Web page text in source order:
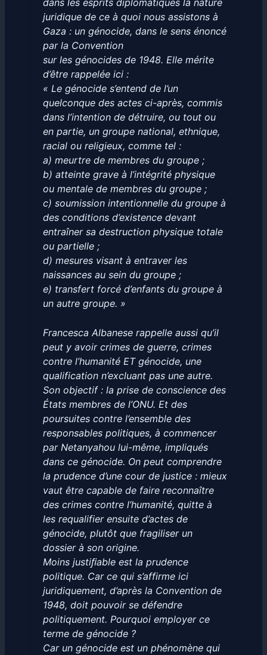
juridique de ce à quoi nous assistons à
Gaza : un génocide, dans le sens énoncé
par la Convention
sur les génocides de 1948. Elle mérite
d’être rappelée ici :
« Le génocide s’entend de l’un
quelconque des actes ci-après, commis
dans l’intention de détruire, ou tout ou
en partie, un groupe national, ethnique,
racial ou religieux, comme tel :
a) meurtre de membres du groupe ;
b) atteinte grave à l’intégrité physique
ou mentale de membres du groupe ;
c) soumission intentionnelle du groupe à
des conditions d’existence devant
entraîner sa destruction physique totale
ou partielle ;
d) mesures visant à entraver les
naissances au sein du groupe ;
e) transfert forcé d’enfants du groupe à
un autre groupe. »
Francesca Albanese rappelle aussi qu’il
peut y avoir crimes de guerre, crimes
contre l’humanité ET génocide, une
qualification n’excluant pas une autre.
Son objectif : la prise de conscience des
États membres de l’ONU. Et des
poursuites contre l’ensemble des
responsables politiques, à commencer
par Netanyahou lui-même, impliqués
dans ce génocide. On peut comprendre
la prudence d’une cour de justice : mieux
vaut être capable de faire reconnaître
des crimes contre l’humanité, quitte à
les requalifier ensuite d’actes de
génocide, plutôt que fragiliser un
dossier à son origine.
Moins justiﬁable est la prudence
politique. Car ce qui s’affirme ici
juridiquement, d’après la Convention de
1948, doit pouvoir se défendre
politiquement. Pourquoi employer ce
terme de génocide ?
Car un génocide est un phénomène qui